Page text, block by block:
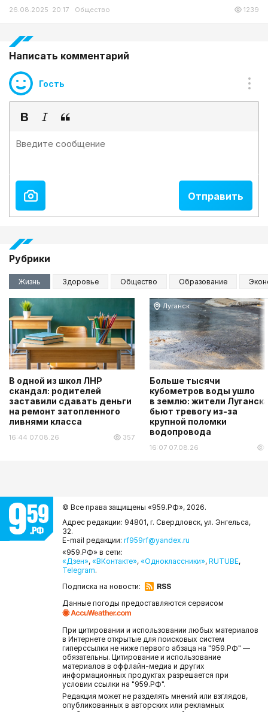
26.08.2025 20:17 Общество 1239
Написать комментарий
Гость
Рубрики
Жизнь Здоровье Общество Образование
В одной из школ ЛНР
скандал: родителей
заставили сдавать деньги
на ремонт затопленного
ливнями класса
16:44 07.08.26 357
Луганск
Больше тысячи
кубометров воды ушло
в землю: жители
бьют тревогу из-за
крупной поломки
водопровода
16:07 07.08.26
© Все права защищены «959.РФ», 2026.
Адрес редакции: 94801, г. Свердловск, ул. Энгельса,
32.
E-mail редакции: rf959rf@yandex.ru
«959.РФ» в сети:
«Дзен», «ВКонтакте», «Одноклассники», RUTUBE,
Telegram.
Подписка на новости:
RSS
Данные погоды предоставляются сервисом
При цитировании и использовании любых материалов
в Интернете открытые для поисковых систем
гиперссылки не ниже первого абзаца на "959.РФ" —
обязательны. Цитирование и использование
материалов в оффлайн-медиа и других
информационных продуктах разрешается при
условии ссылки на "959.РФ".
Редакция может не разделять мнений или взглядов,
опубликованных в авторских или рекламных